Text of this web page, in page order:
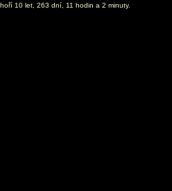
10 let, 263 dní, 11 hodin a 2 minuty.